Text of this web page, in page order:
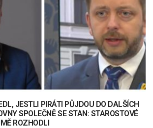
JESTLI PIRÁTI PŮJDOU DO DALŠÍCH
SPOLEČNĚ SE STAN: STAROSTOVÉ
ROZHODLI